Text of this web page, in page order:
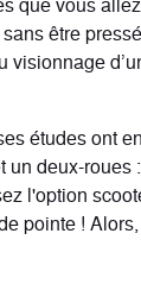
être
visionnage
études ont
un deux-
l'option
pointe !